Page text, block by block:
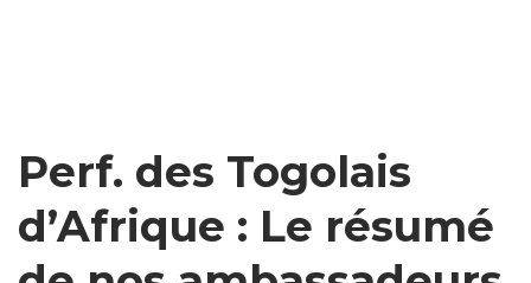
Perf. des Togolais
d’Afrique : Le résumé